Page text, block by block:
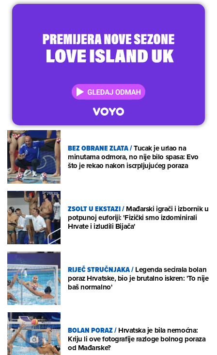
BEZ OBRANE ZLATA/Tucak je urlao na
minutama odmora, no nije bilo spasa: Evo
što je rekao nakon iscrpljujućeg poraza
ZSOLT U EKSTAZI/Mađarski igrači i izbornik u
potpunoj euforiji: 'Fizički smo izdominirali
Hrvate i izludili Bijača'
RIJEČ STRUČNJAKA/Legenda secirala bolan
poraz Hrvatske, bio je brutalno iskren: 'To nije
baš normalno'
BOLAN PORAZ/Hrvatska je bila nemoćna:
Kriju li ove fotografije razloge bolnog poraza
od Mađarske?